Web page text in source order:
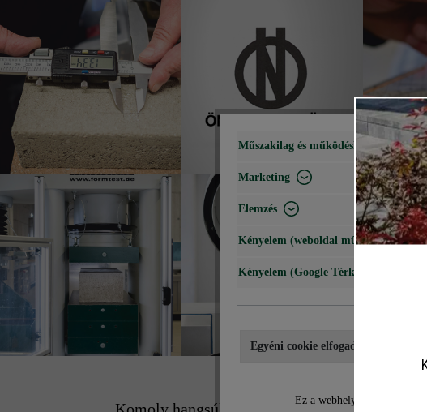
Műszakilag és működéshez szükséges
Marketing
Elemzés
Kényelem (weboldal működése)
Kényelem (Google Térkép)
Egyéni cookie elfogadása
Ez a webhely cookie-kat